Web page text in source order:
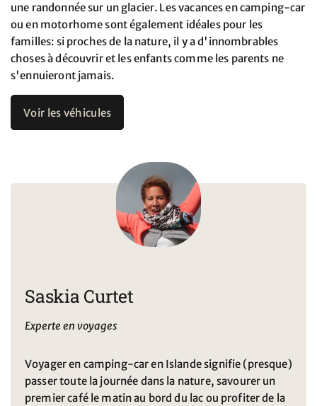
une randonnée sur un glacier. Les vacances en camping-car
ou en motorhome sont également idéales pour les
familles: si proches de la nature, il y a d'innombrables
choses à découvrir et les enfants comme les parents ne
s'ennuieront jamais.
Voir les véhicules
Saskia Curtet
Experte en voyages
Voyager en camping-car en Islande signifie (presque)
passer toute la journée dans la nature, savourer un
premier café le matin au bord du lac ou profiter de la